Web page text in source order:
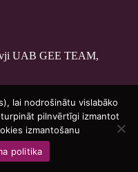
UAB GEE TEAM,
lai nodrošinātu vislabāko
pilnvērtīgi izmantot
izmantošanu
politika